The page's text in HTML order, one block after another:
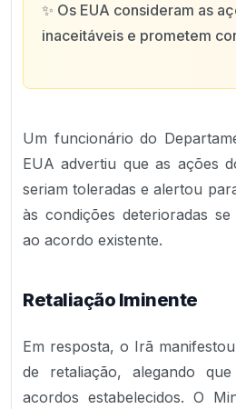
✨ Os EUA consideram as
inaceitáveis e prometem
Um funcionário do
EUA advertiu que as ações
seriam toleradas e alertou
às condições deterioradas
ao acordo existente.
Retaliação Iminente
Em resposta, o Irã
de retaliação, alegando
acordos estabelecidos. O